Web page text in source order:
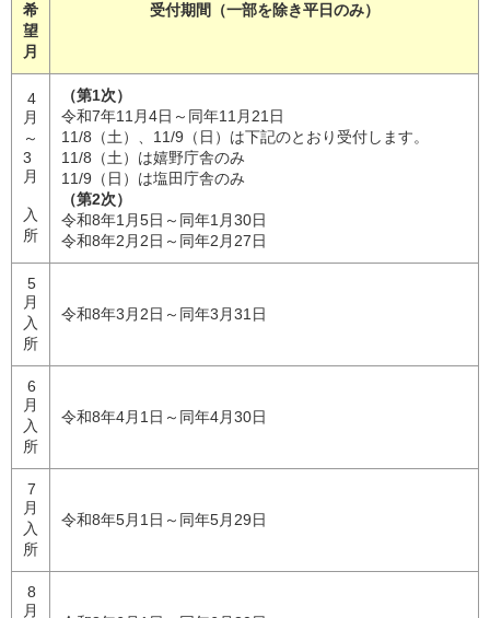
希
望
月
受付期間（一部を除き平日のみ）
4
月
～
3
月
入
所
（第1次）
令和7年11月4日～同年11月21日
11/8（土）、11/9（日）は下記のとおり受付します。
11/8（土）は嬉野庁舎のみ
11/9（日）は塩田庁舎のみ
（第2次）
令和8年1月5日～同年1月30日
令和8年2月2日～同年2月27日
5
月
入
所
令和8年3月2日～同年3月31日
6
月
入
所
令和8年4月1日～同年4月30日
7
月
入
所
令和8年5月1日～同年5月29日
8
月